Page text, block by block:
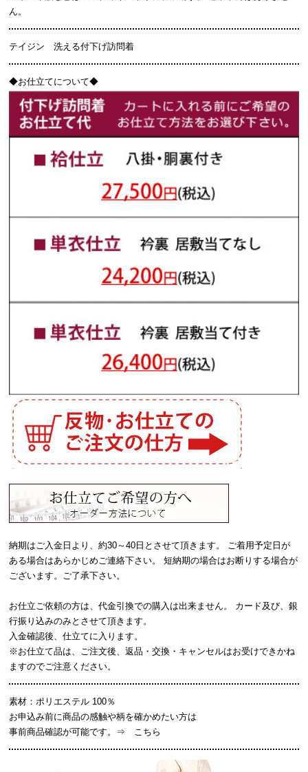
ん。
テイジン 洗える付下げ訪問着
◆お仕立てについて◆
納期はご入金日より、約30～40日とさせて頂きます。 ご着用予定日が
ある場合はあらかじめご連絡下さい。 短納期の場合はお断りする場合が
ございます。ご了承下さい。
お仕立ご依頼の方は、代金引換での購入は出来ません。 カード及び、銀
行振り込みのみとさせて頂きます。
入金確認後、仕立てに入ります。
※お仕立て品は、ご注文後、返品・交換・キャンセルはお受けできかね
ますのでご注意ください。
素材：ポリエステル 100％
お申込み前に商品の感触や柄を確かめたい方は
事前商品確認が可能です。⇒
こちら